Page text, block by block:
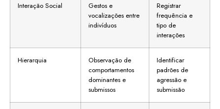
Interação Social
Gestos e
vocalizações entre
indivíduos
Registrar
frequência e
tipo de
interações
Hierarquia
Observação de
comportamentos
dominantes e
submissos
Identificar
padrões de
agressão e
submissão